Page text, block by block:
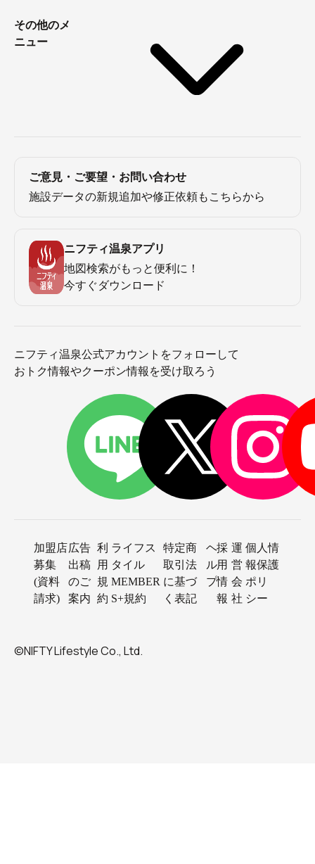
その他のメ
ニュー
ご意見・ご要望・お問い合わせ
施設データの新規追加や修正依頼もこちらから
ニフティ温泉アプリ
地図検索がもっと便利に！
今すぐダウンロード
ニフティ温泉公式アカウントをフォローして
おトク情報やクーポン情報を受け取ろう
加盟店
募集
(資料
請求)
広告
出稿
のご
案内
利
用
規
約
ライフス
タイル
MEMBER
S+規約
特定商
取引法
に基づ
く表記
ヘ
ル
プ
採
用
情
報
運
営
会
社
個人情
報保護
ポリ
シー
©NIFTY Lifestyle Co., Ltd.